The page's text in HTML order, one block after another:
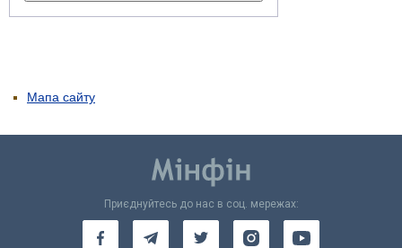
Мапа сайту
Приєднуйтесь до нас в соц. мережах: